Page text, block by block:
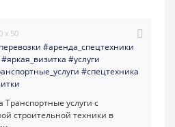
x 50
#аренда_спецтехники
#яркая_визитка #услуги
#спецтехника